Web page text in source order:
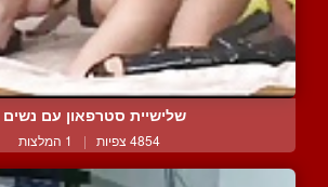
שלישיית סטרפאון עם נשים
4854 צפיות | 1 המלצות